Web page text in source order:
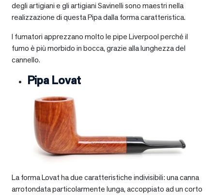
degli artigiani e gli artigiani Savinelli sono maestri nella
realizzazione di questa Pipa dalla forma caratteristica.
I fumatori apprezzano molto le pipe Liverpool perché il
fumo è più morbido in bocca, grazie alla lunghezza del
cannello.
Pipa Lovat
La forma Lovat ha due caratteristiche indivisibili: una canna
arrotondata particolarmente lunga, accoppiato ad un corto